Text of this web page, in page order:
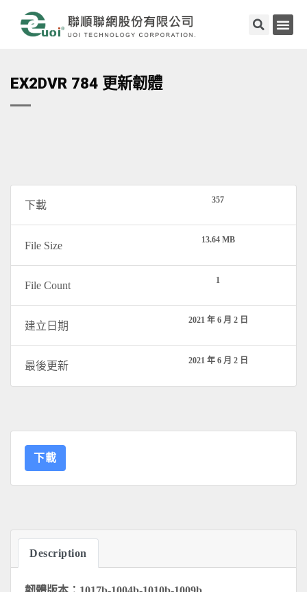
EX2DVR 784 更新韌體
下載 357
File Size 13.64 MB
File Count 1
建立日期 2021 年 6 月 2 日
最後更新 2021 年 6 月 2 日
下載
Description